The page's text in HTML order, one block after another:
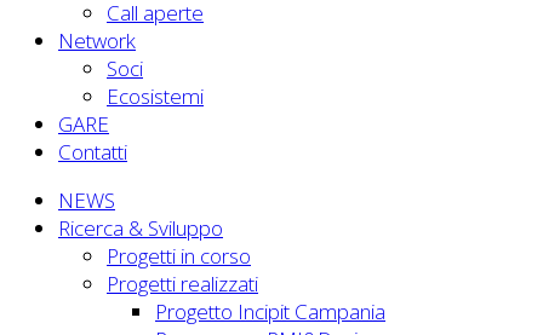
Call aperte
Network
Soci
Ecosistemi
GARE
Contatti
NEWS
Ricerca & Sviluppo
Progetti in corso
Progetti realizzati
Progetto Incipit Campania